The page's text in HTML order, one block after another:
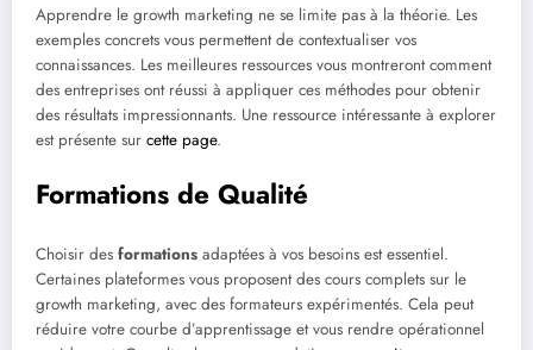
Apprendre le growth marketing ne se limite pas à la théorie. Les
exemples concrets vous permettent de contextualiser vos
connaissances. Les meilleures ressources vous montreront comment
des entreprises ont réussi à appliquer ces méthodes pour obtenir
des résultats impressionnants. Une ressource intéressante à explorer
est présente sur cette page.
Formations de Qualité
Choisir des formations adaptées à vos besoins est essentiel.
Certaines plateformes vous proposent des cours complets sur le
growth marketing, avec des formateurs expérimentés. Cela peut
réduire votre courbe d’apprentissage et vous rendre opérationnel